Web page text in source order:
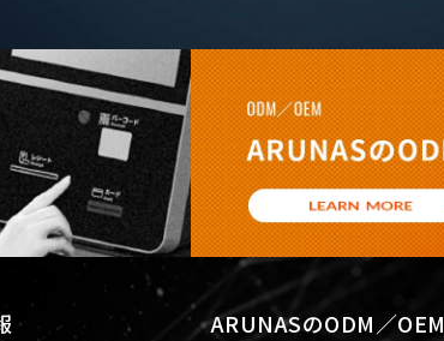
ARUNASのODM／OEM